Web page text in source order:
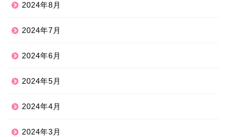
2024年8月
2024年7月
2024年6月
2024年5月
2024年4月
2024年3月